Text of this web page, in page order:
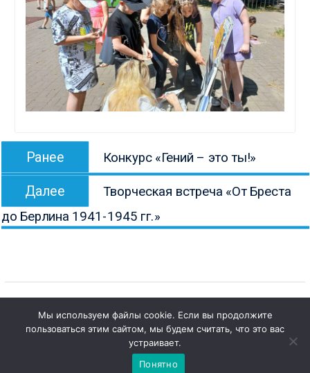
Навигация
записям
Ранее
запись:
Конкурс «Гений – это ты!»
Далее Следующая
запись:
Творческая встреча «От Бреста
до Берлина 1941-1945 гг.»
Copyright © Все права защищены.
КОНБ им. В.Г. Белинского
Мы используем файлы cookie. Если вы продолжите
пользоваться этим сайтом, мы будем считать, что это вас
устраивает.
Понятно
1
Чат с
администратором